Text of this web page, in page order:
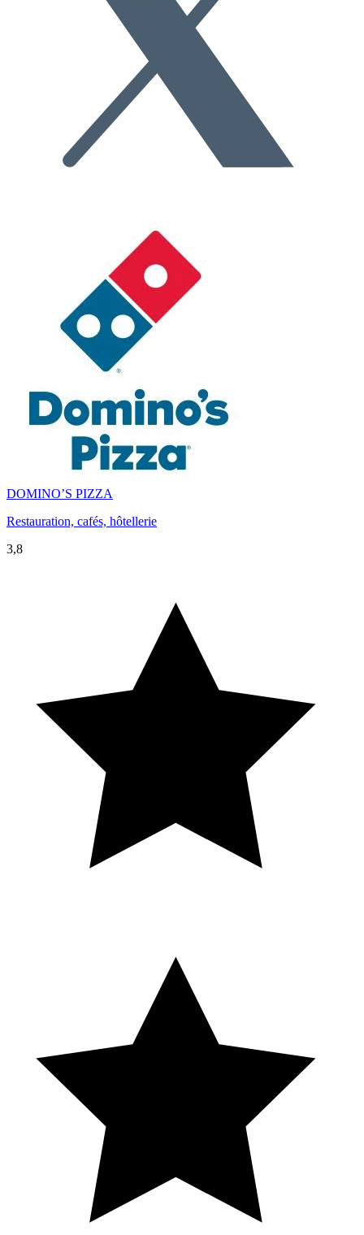
DOMINO’S PIZZA
Restauration, cafés, hôtellerie
3,8